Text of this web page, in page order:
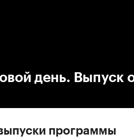
день. Выпуск
программы